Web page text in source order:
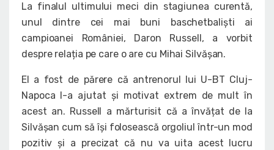
La finalul ultimului meci din stagiunea curentă,
unul dintre cei mai buni baschetbaliști ai
campioanei României, Daron Russell, a vorbit
despre relația pe care o are cu Mihai Silvășan.
El a fost de părere că antrenorul lui U-BT Cluj-
Napoca l-a ajutat și motivat extrem de mult în
acest an. Russell a mărturisit că a învățat de la
Silvășan cum să își folosească orgoliul într-un mod
pozitiv și a precizat că nu va uita acest lucru